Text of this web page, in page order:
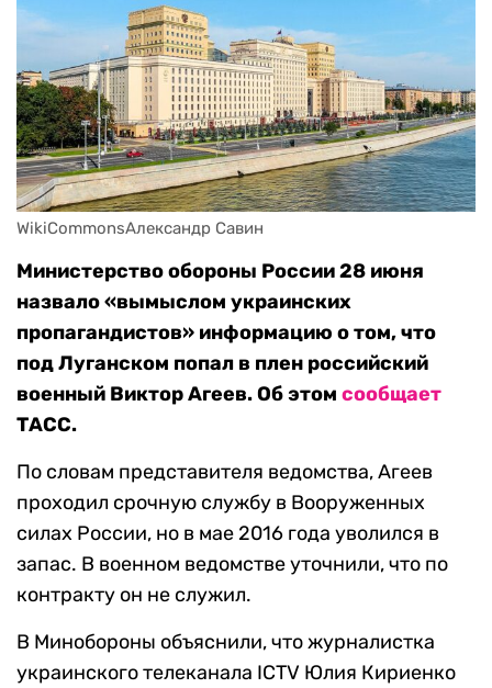
WikiCommonsАлександр Савин
Министерство обороны России 28 июня
назвало «вымыслом украинских
пропагандистов» информацию о том, что
под Луганском попал в плен российский
военный Виктор Агеев. Об этом сообщает
ТАСС.
По словам представителя ведомства, Агеев
проходил срочную службу в Вооруженных
силах России, но в мае 2016 года уволился в
запас. В военном ведомстве уточнили, что по
контракту он не служил.
В Минобороны объяснили, что журналистка
украинского телеканала ICTV Юлия Кириенко